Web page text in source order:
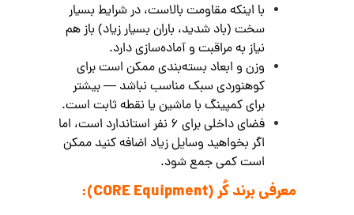
با اینکه مقاومت بالاست، در شرایط بسیار
سخت (باد شدید، باران بسیار زیاد) باز هم
نیاز به مراقبت و آماده‌سازی دارد.
وزن و ابعاد بسته‌بندی ممکن است برای
کوهنوردی سبک مناسب نباشد — بیشتر
برای کمپینگ با ماشین یا نقطه ثابت است.
فضای داخلی برای ۶ نفر استاندارد است، اما
اگر بخواهید وسایل زیاد اضافه کنید ممکن
است کمی جمع شود.
معرفی برند کُر (CORE Equipment):